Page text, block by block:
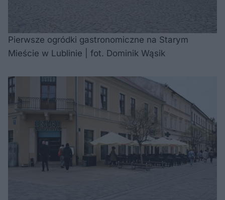
Pierwsze ogródki gastronomiczne na Starym
Mieście w Lublinie | fot. Dominik Wąsik